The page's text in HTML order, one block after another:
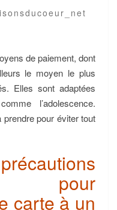
de paiement, dont
le moyen le plus
Elles sont adaptées
l’adolescence.
pour éviter tout
pour
carte à un